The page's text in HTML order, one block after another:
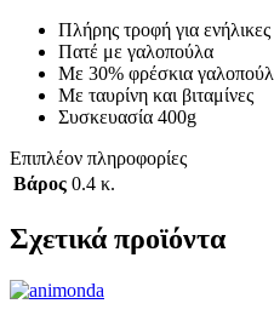
Πλήρης τροφή για
Πατέ με γαλοπούλα
Με 30% φρέσκια
Με ταυρίνη και βιταμίνες
Συσκευασία 400g
Επιπλέον πληροφορίες
Βάρος 0.4 κ.
Σχετικά προϊόντα